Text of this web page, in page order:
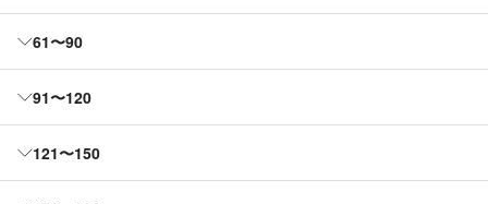
61〜90
91〜120
121〜150